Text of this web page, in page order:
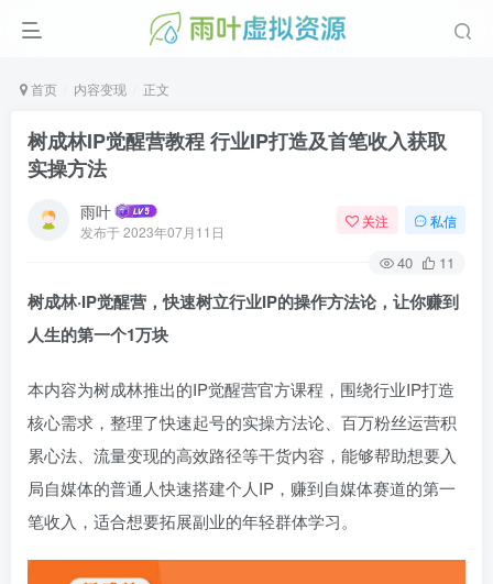
首页 内容变现 正文
树成林IP觉醒营教程 行业IP打造及首笔收入获取
实操方法
雨叶
发布于2023年07月11日
关注 私信
40 11
树成林·IP觉醒营，快速树立行业IP的操作方法论，让你赚到
人生的第一个1万块
本内容为树成林推出的IP觉醒营官方课程，围绕行业IP打造
核心需求，整理了快速起号的实操方法论、百万粉丝运营积
累心法、流量变现的高效路径等干货内容，能够帮助想要入
局自媒体的普通人快速搭建个人IP，赚到自媒体赛道的第一
笔收入，适合想要拓展副业的年轻群体学习。